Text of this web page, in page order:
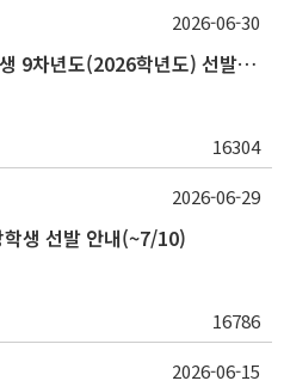
SK에코플랜트 인문나눔장학생 9차년도(2026학년도) 선발 안내(~7/20)
16304
2026-06-30
생 선발 안내(~7/10)
16786
2026-06-29
2026-06-15